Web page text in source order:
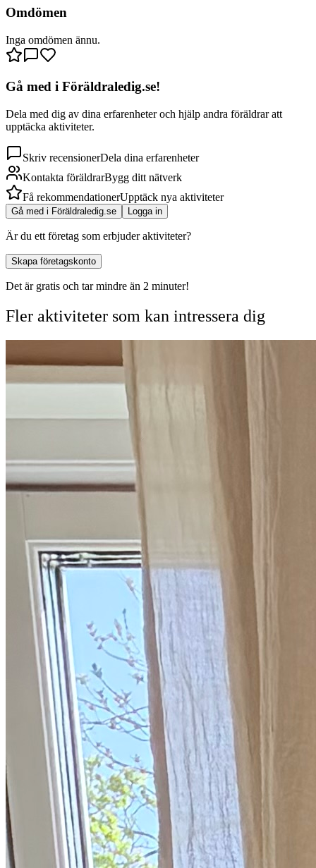
Omdömen
Inga omdömen ännu.
Gå med i Föräldraledig.se!
Dela med dig av dina erfarenheter och hjälp andra föräldrar att
upptäcka aktiviteter.
Skriv recensionerDela dina erfarenheter
Kontakta föräldrarBygg ditt nätverk
Få rekommendationerUpptäck nya aktiviteter
Gå med i Föräldraledig.se Logga in
Är du ett företag som erbjuder aktiviteter?
Skapa företagskonto
Det är gratis och tar mindre än 2 minuter!
Fler aktiviteter som kan intressera dig